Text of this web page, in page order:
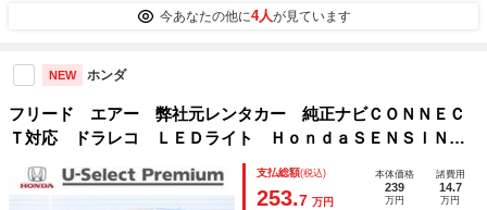
今あなたの他に4人が見ています
NEW ホンダ
フリード エアー 弊社元レンタカー 純正ナビＣＯＮＮＥＣ
Ｔ対応 ドラレコ ＬＥＤライト ＨｏｎｄａＳＥＮＳＩＮ
Ｇ 車線維持支援システム キーフリー ＢＴオーディオ サ
イドエアバック ＥＴＣ車載器 電動格納ドアミラー
支払総額(税込)
253.7 万円
本体価格
239
万円
諸費用
14.7
万円